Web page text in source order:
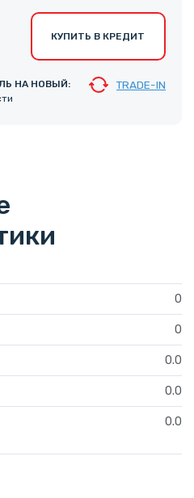
КУПИТЬ В КРЕДИТ
НА НОВЫЙ:
TRADE-IN
0
0
0.0
0.0
0.0